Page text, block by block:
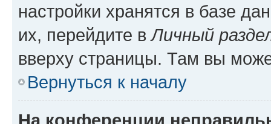
настройки хранятся в базе
их, перейдите вЛичный
вверху страницы. Там вы
Вернуться к началу
На конференции